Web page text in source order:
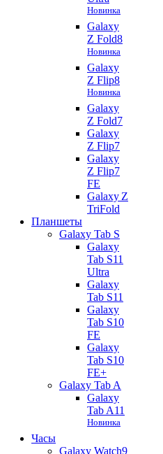
Новинка
Galaxy
Z Fold8
Новинка
Galaxy
Z Flip8
Новинка
Galaxy
Z Fold7
Galaxy
Z Flip7
Galaxy
Z Flip7
FE
Galaxy Z
TriFold
Планшеты
Galaxy Tab S
Galaxy
Tab S11
Ultra
Galaxy
Tab S11
Galaxy
Tab S10
FE
Galaxy
Tab S10
FE+
Galaxy Tab A
Galaxy
Tab A11
Новинка
Часы
Galaxy Watch9